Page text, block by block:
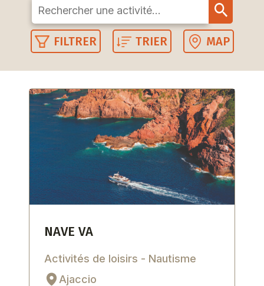
FILTRER TRIER MAP
NAVE VA
Activités de loisirs - Nautisme
Ajaccio